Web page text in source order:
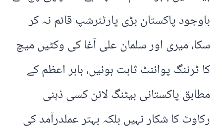
باوجود پاکستان بڑی پارٹنرشپ قائم نہ کر
سکا، میری اور سلمان علی آغا کی وکٹیں میچ
کا ٹرننگ پوائنٹ ثابت ہوئیں، بابر اعظم کے
مطابق پاکستانی بیٹنگ لائن کسی ذہنی
رکاوٹ کا شکار نہیں بلکہ بہتر عملدرآمد کی